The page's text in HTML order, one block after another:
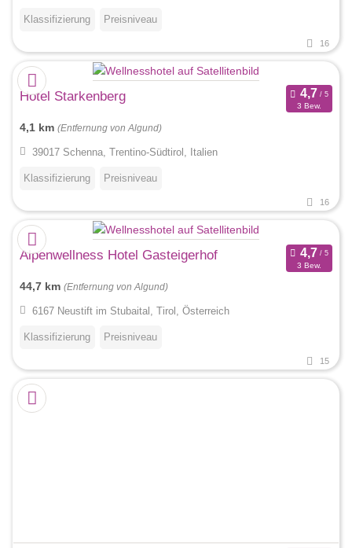
Klassifizierung Preisniveau
16
Hotel Starkenberg
3 Bew.
4,1 km (Entfernung von Algund)
39017 Schenna, Trentino-Südtirol, Italien
Klassifizierung Preisniveau
16
Alpenwellness Hotel Gasteigerhof
3 Bew.
44,7 km (Entfernung von Algund)
6167 Neustift im Stubaital, Tirol, Österreich
Klassifizierung Preisniveau
15